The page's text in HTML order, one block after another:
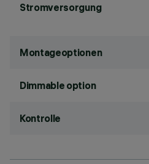
Stromversorgung
Montageoptionen
Dimmable option
Kontrolle